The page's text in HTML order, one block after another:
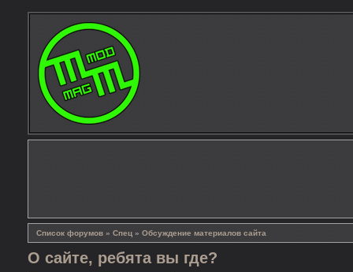
Список форумов » Спец » Обсуждение материалов сайта
О сайте, ребята вы где?